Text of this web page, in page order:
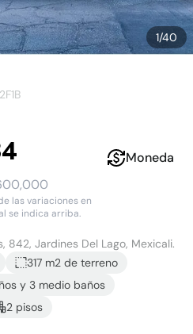
1/40
2F1B
las variaciones en
se indica arriba.
Moneda
842, Jardines Del Lago, Mexicali.
317 m2 de terreno
s y 3 medio baños
2 pisos